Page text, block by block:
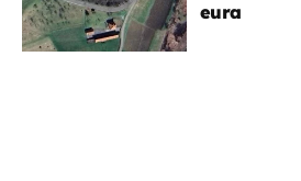
eura